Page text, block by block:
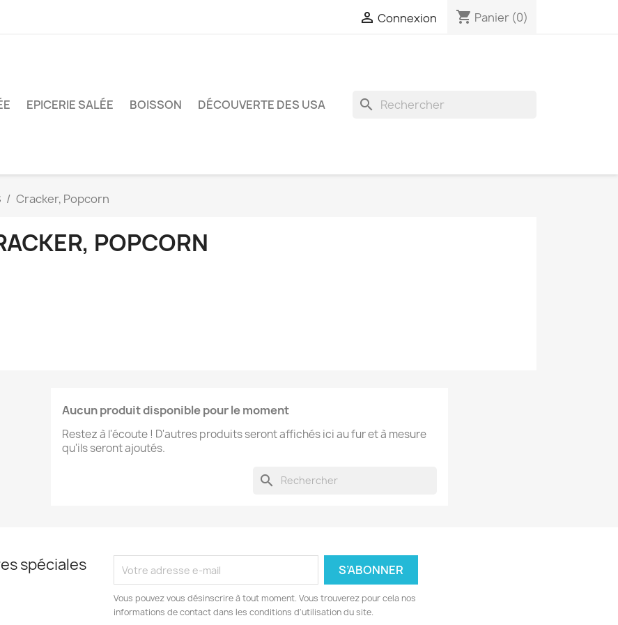
 Connexion shopping_cart Panier (0)
EPICERIE SALÉE BOISSON DÉCOUVERTE DES USA search
Cracker, Popcorn
POPCORN
Aucun produit disponible pour le moment
Restez à l'écoute ! D'autres produits seront affichés ici au fur et à mesure
qu'ils seront ajoutés.
search
spéciales
Vous pouvez vous désinscrire à tout moment. Vous trouverez pour cela nos
informations de contact dans les conditions d'utilisation du site.